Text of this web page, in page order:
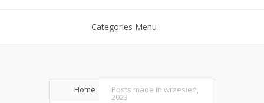
Categories Menu
Home Posts made in wrzesień,
2023